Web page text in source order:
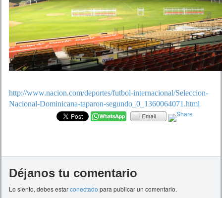
http://www.nacion.com/deportes/futbol-internacional/Seleccion-
Nacional-Dominicana-taparon-segundo_0_1360064071.html
Déjanos tu comentario
Lo siento, debes estarconectado para publicar un comentario.